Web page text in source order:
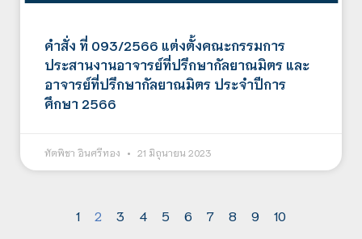
คำสั่ง ที่ 093/2566 แต่งตั้งคณะกรรมการ
ประสานงานอาจารย์ที่ปรึกษากัลยาณมิตร และ
อาจารย์ที่ปรึกษากัลยาณมิตร ประจำปีการ
ศึกษา 2566
ทัตพิชา อินศรีทอง 21 มิถุนายน 2023
1 2 3 4 5 6 7 8 9 10